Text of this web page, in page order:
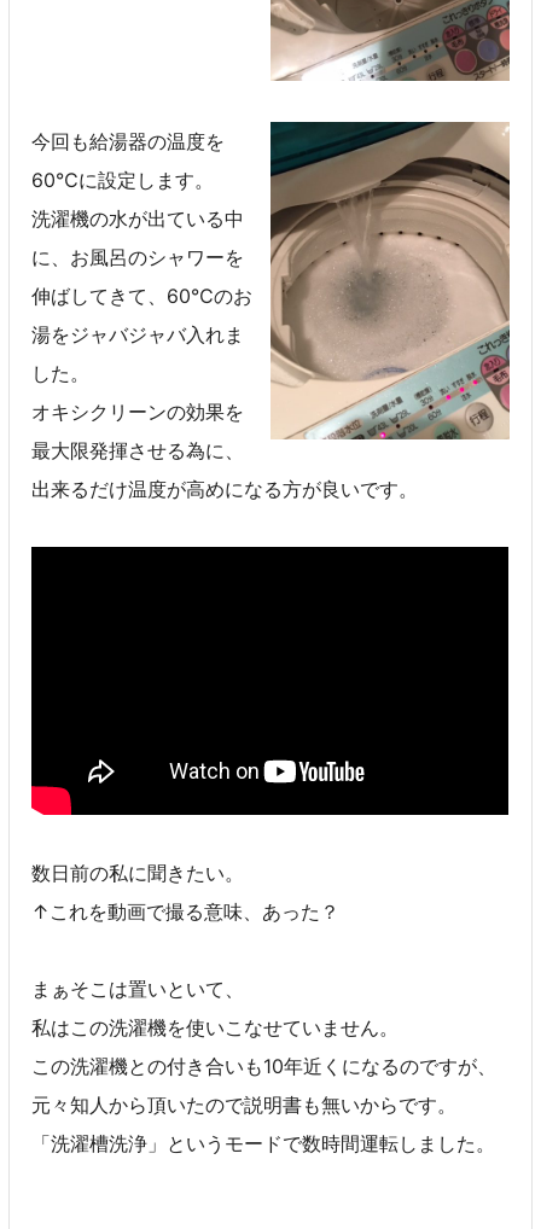
今回も給湯器の温度を
60℃に設定します。
洗濯機の水が出ている中
に、お風呂のシャワーを
伸ばしてきて、60℃のお
湯をジャバジャバ入れま
した。
オキシクリーンの効果を
最大限発揮させる為に、
出来るだけ温度が高めになる方が良いです。
数日前の私に聞きたい。
↑これを動画で撮る意味、あった？
まぁそこは置いといて、
私はこの洗濯機を使いこなせていません。
この洗濯機との付き合いも10年近くになるのですが、
元々知人から頂いたので説明書も無いからです。
「洗濯槽洗浄」というモードで数時間運転しました。